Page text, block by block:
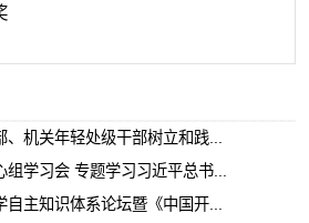
机关年轻处级干部树立和践...
学习会 专题学习习近平总书...
主知识体系论坛暨《中国开...